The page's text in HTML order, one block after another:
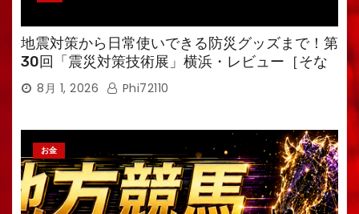
地震対策から日常使いできる防災グッズまで！第
30回「震災対策技術展」横浜・レビュー［そな
えるTV・高荷智也］
8月 1, 2026 Phi72110
お金